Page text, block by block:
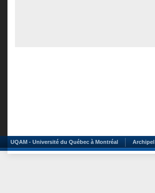
UQAM - Université du Québec à Montréal Archipel